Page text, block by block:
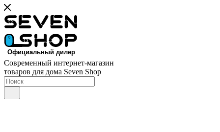
Современный интернет-магазин
товаров для дома Seven Shop